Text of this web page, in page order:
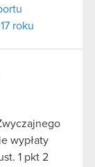
roku
wypłaty
1 pkt 2